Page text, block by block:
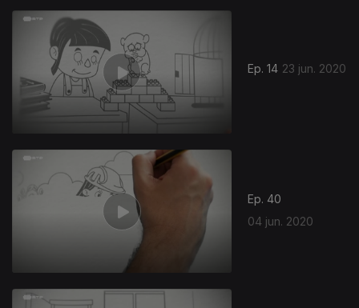
Ep. 14 23 jun. 2020
Ep. 40
04 jun. 2020